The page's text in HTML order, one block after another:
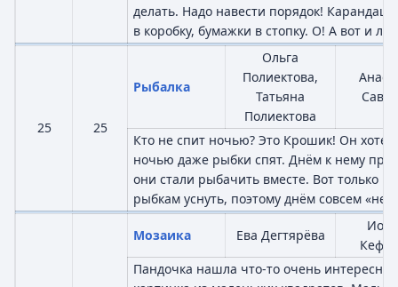
делать. Надо навести порядок!
в коробку, бумажки в стопку. О! А вот и
25 25
Рыбалка
Ольга
Полиектова,
Татьяна
Полиектова
Кто не спит ночью? Это Крошик! Он
ночью даже рыбки спят. Днём к нему
они стали рыбачить вместе. Вот только
рыбкам уснуть, поэтому днём совсем «не
Мозаика Ева Дегтярёва
Пандочка нашла что-то очень